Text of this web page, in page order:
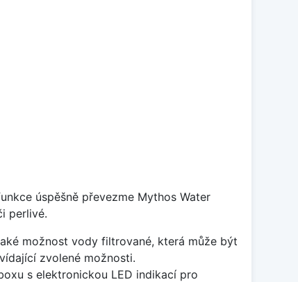
úspěšně převezme Mythos Water
perlivé.
možnost vody filtrované, která může být
zvolené možnosti.
s elektronickou LED indikací pro